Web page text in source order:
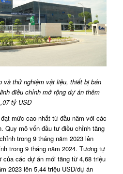
và thử nghiệm vật liệu, thiết bị bán
điều chỉnh mở rộng dự án thêm
tỷ USD
mức cao nhất từ đầu năm với các
Quy mô vốn đầu tư điều chỉnh tăng
trong 9 tháng năm 2023 lên
trong 9 tháng năm 2024. Tương tự
của các dự án mới tăng từ 4,68 triệu
2023 lên 5,44 triệu USD/dự án